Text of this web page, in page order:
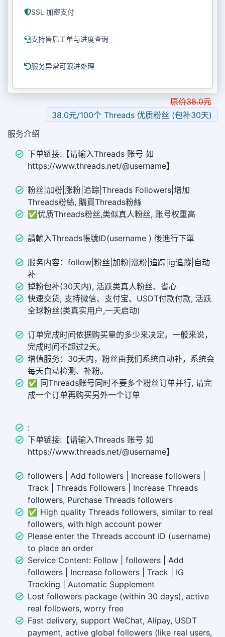
SSL 加密支付
支持售后工单与进度查询
服务异常可跟进处理
原价38.0元
38.0元/100个 Threads 优质粉丝 (包补30天)
服务介绍
下单链接:【请输入Threads 账号 如
https://www.threads.net/@username】
粉丝|加粉|涨粉|追踪|Threads Followers|增加
Threads粉絲, 購買Threads粉絲
✅优质Threads粉丝,类似真人粉丝, 账号权重高
請輸入Threads帳號ID(username ) 後進行下單
服务内容：follow|粉丝|加粉|涨粉|追踪|ig追蹤|自动
补
掉粉包补(30天内), 活跃类真人粉丝、省心
快速交货, 支持微信、支付宝、USDT付款付款, 活跃
全球粉丝(类真实用户,一天启动)
订单完成时间依据购买量的多少来决定。一般来说，
完成时间不超过2天。
增值服务：30天内，粉丝由我们系统自动补，系统会
每天自动检测、补粉。
✅ 同Threads账号同时不要多个粉丝订单并行, 请完
成一个订单再购买另外一个订单
:
下单链接:【请输入Threads 账号 如
https://www.threads.net/@username】
followers | Add followers | Increase followers |
Track | Threads Followers | Increase Threads
followers, Purchase Threads followers
✅ High quality Threads followers, similar to real
followers, with high account power
Please enter the Threads account ID (username)
to place an order
Service Content: Follow | followers | Add
followers | Increase followers | Track | IG
Tracking | Automatic Supplement
Lost followers package (within 30 days), active
real followers, worry free
Fast delivery, support WeChat, Alipay, USDT
payment, active global followers (like real users,